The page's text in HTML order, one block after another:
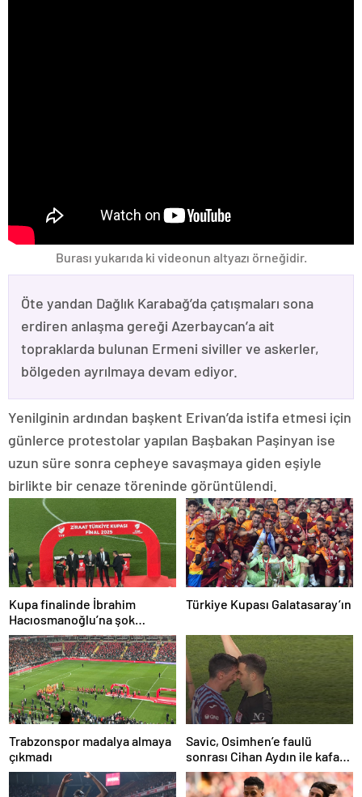
Burası yukarıda ki videonun altyazı örneğidir.
Öte yandan Dağlık Karabağ’da çatışmaları sona
erdiren anlaşma gereği Azerbaycan’a ait
topraklarda bulunan Ermeni siviller ve askerler,
bölgeden ayrılmaya devam ediyor.
Yenilginin ardından başkent Erivan’da istifa etmesi için
günlerce protestolar yapılan Başbakan Paşinyan ise
uzun süre sonra cepheye savaşmaya giden eşiyle
birlikte bir cenaze töreninde görüntülendi.
Kupa finalinde İbrahim
Hacıosmanoğlu’na şok
protesto!
Türkiye Kupası Galatasaray’ın
Trabzonspor madalya almaya
çıkmadı
Savic, Osimhen’e faulü
sonrası Cihan Aydın ile kafa
kafaya geldi!